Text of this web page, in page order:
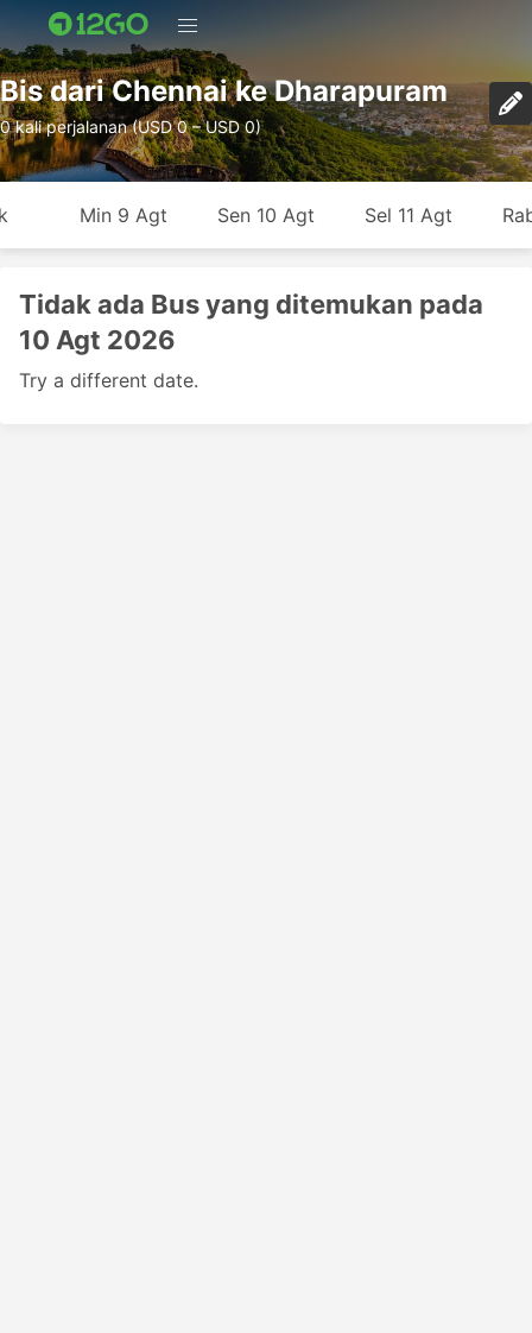
Bis dari Chennai ke Dharapuram
0 kali perjalanan (USD 0 – USD 0)
Min 9 Agt Sen 10 Agt Sel 11 Agt
Tidak ada Bus yang ditemukan pada
10 Agt 2026
Try a different date.